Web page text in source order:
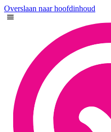
Overslaan naar hoofdinhoud